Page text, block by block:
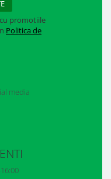
promotiile
Politica de
media